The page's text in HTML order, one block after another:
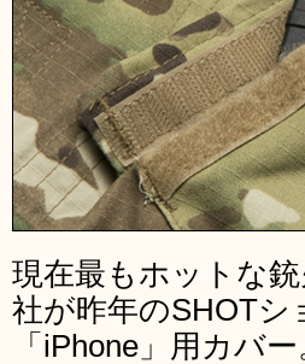
現在最もホットな
社が昨年のSHOT
「iPhone」用カバ